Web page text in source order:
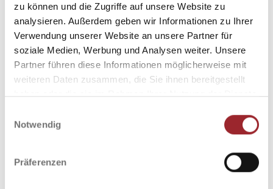
zu können und die Zugriffe auf unsere Website zu
analysieren. Außerdem geben wir Informationen zu Ihrer
Verwendung unserer Website an unsere Partner für
soziale Medien, Werbung und Analysen weiter. Unsere
Partner führen diese Informationen möglicherweise mit
weiteren Daten zusammen, die Sie ihnen bereitgestellt
haben oder die sie im Rahmen Ihrer Nutzung der Dienste
Notwendig
Präferenzen
INTIMISSIMI
ERDGESCHOSS 1
MEHR INFOS